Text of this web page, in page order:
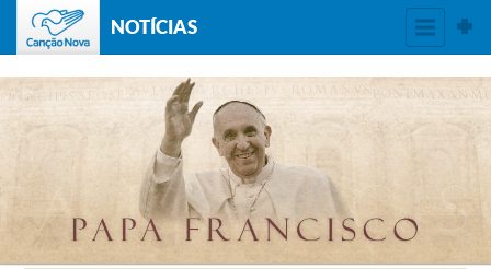
NOTÍCIAS